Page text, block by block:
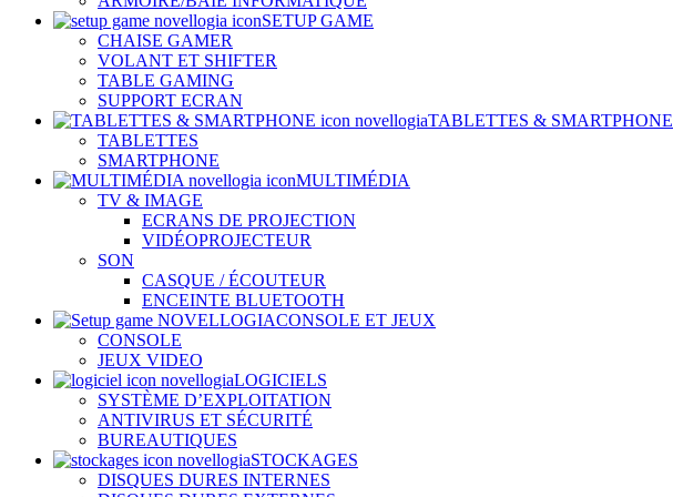
SETUP GAME
CHAISE GAMER
VOLANT ET SHIFTER
TABLE GAMING
SUPPORT ECRAN
TABLETTES & SMARTPHONE
TABLETTES
SMARTPHONE
MULTIMÉDIA
TV & IMAGE
ECRANS DE PROJECTION
VIDÉOPROJECTEUR
SON
CASQUE / ÉCOUTEUR
ENCEINTE BLUETOOTH
CONSOLE ET JEUX
CONSOLE
JEUX VIDEO
LOGICIELS
SYSTÈME D’EXPLOITATION
ANTIVIRUS ET SÉCURITÉ
BUREAUTIQUES
STOCKAGES
DISQUES DURES INTERNES